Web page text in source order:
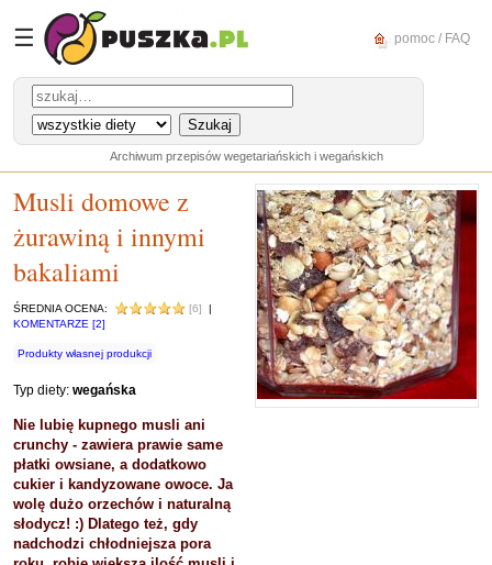
☰ pomoc / FAQ
Archiwum przepisów wegetariańskich i wegańskich
Musli domowe z
żurawiną i innymi
bakaliami
ŚREDNIA OCENA: [6]
|
KOMENTARZE [2]
Produkty własnej produkcji
Typ diety: wegańska
Nie lubię kupnego musli ani
crunchy - zawiera prawie same
płatki owsiane, a dodatkowo
cukier i kandyzowane owoce. Ja
wolę dużo orzechów i naturalną
słodycz! :) Dlatego też, gdy
nadchodzi chłodniejsza pora